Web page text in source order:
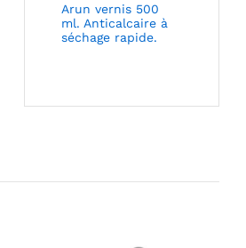
Arun vernis 500
ml. Anticalcaire à
séchage rapide.